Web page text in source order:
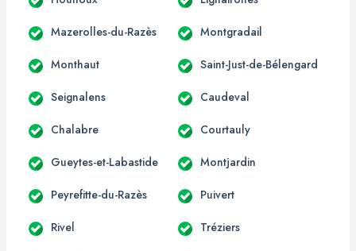
Mazerolles-du-Razès Montgradail
Monthaut Saint-Just-de-Bélengard
Seignalens Caudeval
Chalabre Courtauly
Gueytes-et-Labastide Montjardin
Peyrefitte-du-Razès Puivert
Rivel Tréziers